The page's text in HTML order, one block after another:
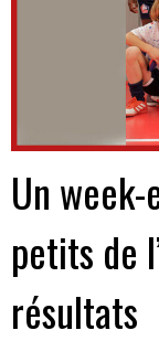
Un
petits de
résultats